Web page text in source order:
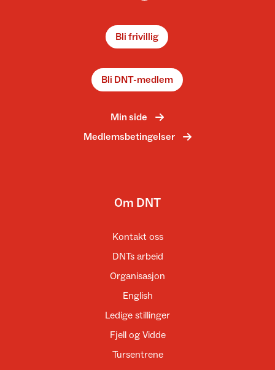
Bli frivillig
Bli DNT-medlem
Min side
Medlemsbetingelser
Om DNT
Kontakt oss
DNTs arbeid
Organisasjon
English
Ledige stillinger
Fjell og Vidde
Tursentrene